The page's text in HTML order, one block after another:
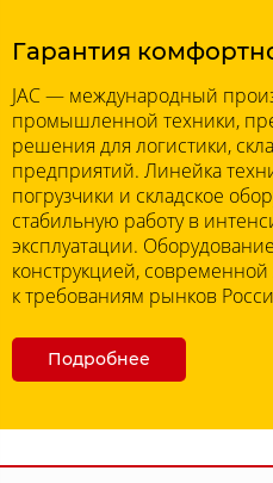
Гарантия
JAC — международный
промышленной техники,
решения для логистики,
предприятий. Линейка
погрузчики и складское
стабильную работу в
эксплуатации.
конструкцией,
к требованиям рынков
Подробнее